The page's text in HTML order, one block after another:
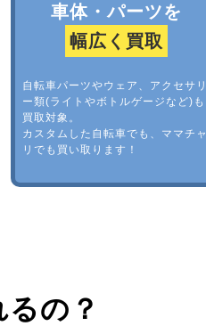
車体・パーツを
幅広く買取
自転車パーツやウェア、アクセサリ
ー類(ライトやボトルゲージなど)も
買取対象。
カスタムした自転車でも、ママチャ
リでも買い取ります！
の？